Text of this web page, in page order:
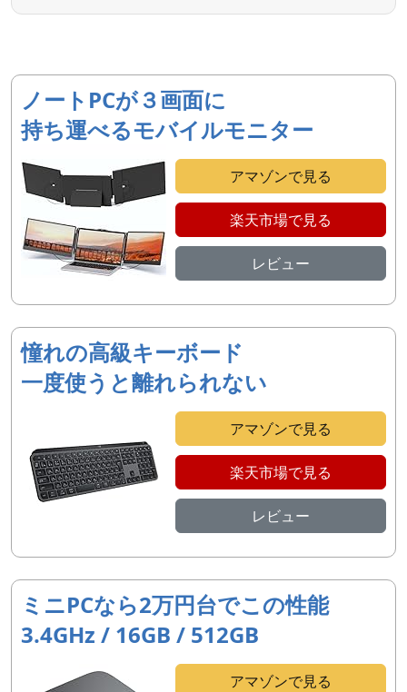
ノートPCが３画面に
持ち運べるモバイルモニター
アマゾンで見る
楽天市場で見る
レビュー
憧れの高級キーボード
一度使うと離れられない
アマゾンで見る
楽天市場で見る
レビュー
ミニPCなら2万円台でこの性能
3.4GHz / 16GB / 512GB
アマゾンで見る